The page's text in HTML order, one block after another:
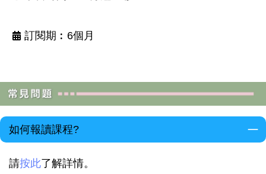
訂閱期︰6個月
如何報讀課程?
請按此了解詳情。